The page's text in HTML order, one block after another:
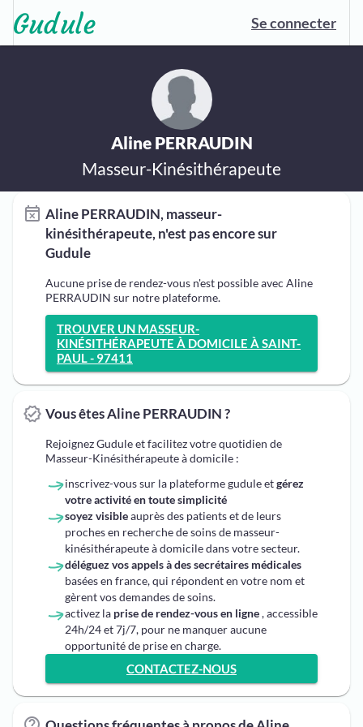
Se connecter
Aline PERRAUDIN
Masseur-Kinésithérapeute
Aline PERRAUDIN, masseur-
kinésithérapeute, n'est pas encore sur
Gudule
Aucune prise de rendez-vous n'est possible avec Aline
PERRAUDIN sur notre plateforme.
TROUVER UN MASSEUR-
KINÉSITHÉRAPEUTE À DOMICILE À SAINT-
PAUL - 97411
Vous êtes Aline PERRAUDIN ?
Rejoignez Gudule et facilitez votre quotidien de
Masseur-Kinésithérapeute à domicile :
inscrivez-vous sur la plateforme gudule etgérez
votre activité en toute simplicité
soyez visibleauprès des patients et de leurs
proches en recherche de soins de masseur-
kinésithérapeute à domicile dans votre secteur.
déléguez vos appels à des secrétaires médicales
basées en france, qui répondent en votre nom et
gèrent vos demandes de soins.
activez la prise de rendez-vous en ligne, accessible
24h/24 et 7j/7, pour ne manquer aucune
opportunité de prise en charge.
CONTACTEZ-NOUS